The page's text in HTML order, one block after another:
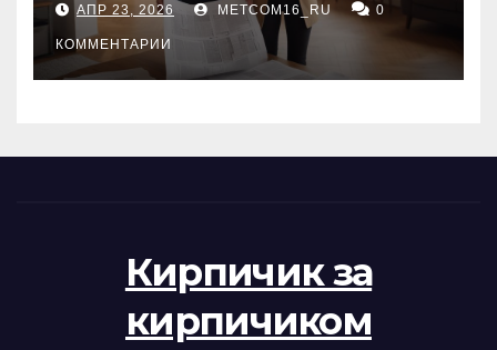
проверка документов
АПР 23, 2026 METCOM16_RU 0
КОММЕНТАРИИ
Кирпичик за
кирпичиком